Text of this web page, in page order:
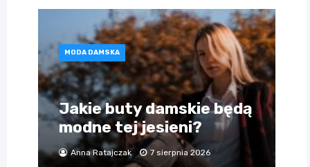
MODA DAMSKA
Jakie buty damskie będą
modne tej jesieni?
Anna Ratajczak 7 sierpnia 2026